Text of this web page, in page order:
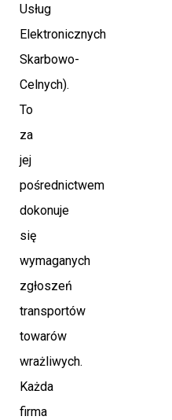
Usług
Elektronicznych
Skarbowo-
Celnych).
To
za
jej
pośrednictwem
dokonuje
się
wymaganych
zgłoszeń
transportów
towarów
wrażliwych.
Każda
firma